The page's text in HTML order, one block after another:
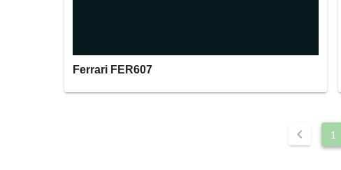
Ferrari FER607
chevron_left 1